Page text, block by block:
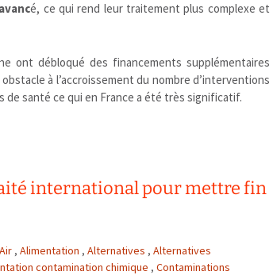
é, ce qui rend leur traitement plus complexe et
ont débloqué des financements supplémentaires
à l’accroissement du nombre d’interventions
de santé ce qui en France a été très significatif.
international pour mettre fin
Air , Alimentation , Alternatives , Alternatives
contamination chimique , Contaminations